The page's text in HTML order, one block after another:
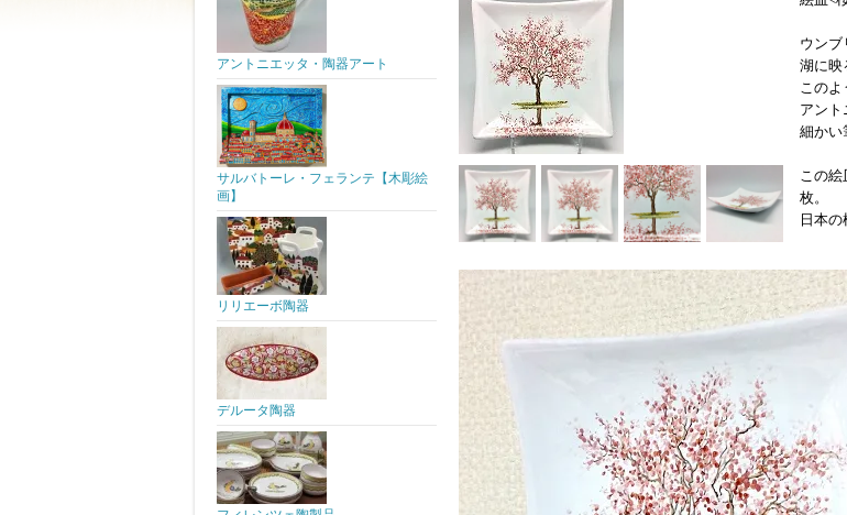
アントニエッタ・陶器アート
サルバトーレ・フェランテ【木彫絵
画】
リリエーボ陶器
デルータ陶器
ウンブ
湖に映
このよ
アント
細かい
この絵
枚。
日本の